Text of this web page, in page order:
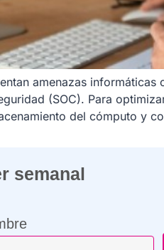
amenazas
(SOC). Para
del cómputo y
semanal